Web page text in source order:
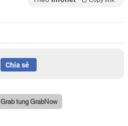
Chia sẻ
Grab tung GrabNow